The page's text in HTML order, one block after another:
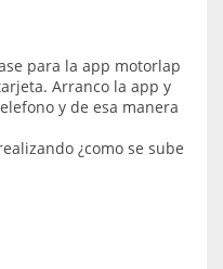
para la app motorlap
Arranco la app y
y de esa manera
¿como se sube